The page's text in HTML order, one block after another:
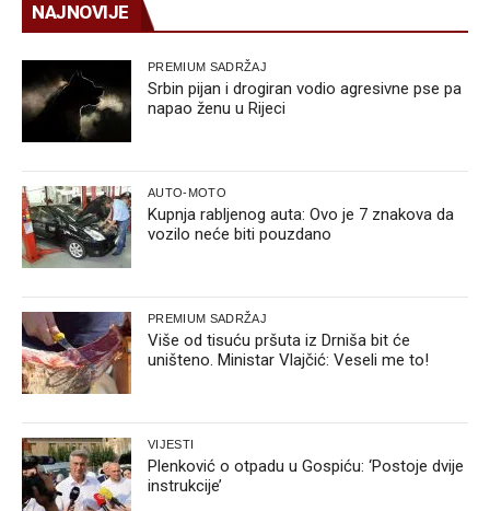
NAJNOVIJE
PREMIUM SADRŽAJ
Srbin pijan i drogiran vodio agresivne pse pa
napao ženu u Rijeci
AUTO-MOTO
Kupnja rabljenog auta: Ovo je 7 znakova da
vozilo neće biti pouzdano
PREMIUM SADRŽAJ
Više od tisuću pršuta iz Drniša bit će
uništeno. Ministar Vlajčić: Veseli me to!
VIJESTI
Plenković o otpadu u Gospiću: ‘Postoje dvije
instrukcije’